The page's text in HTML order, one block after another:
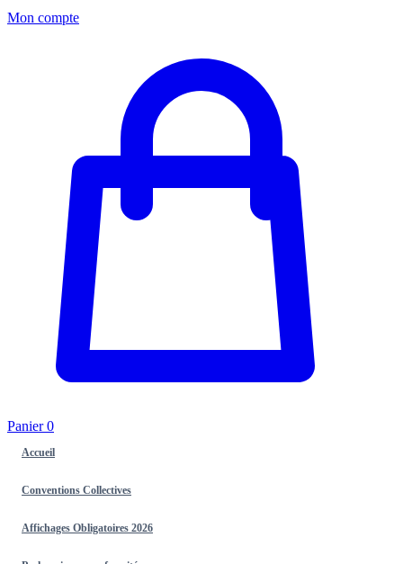
Mon compte
Panier0
Accueil
Conventions Collectives
Affichages Obligatoires 2026